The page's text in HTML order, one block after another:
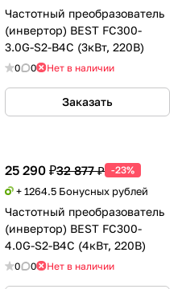
Частотный преобразователь
(инвертор) BEST FC300-
3.0G-S2-B4C (3кВт, 220В)
0 0 Нет в наличии
Заказать
25 290 ₽32 877 ₽ -23%
+ 1264.5 Бонусных рублей
Частотный преобразователь
(инвертор) BEST FC300-
4.0G-S2-B4C (4кВт, 220В)
0 0 Нет в наличии